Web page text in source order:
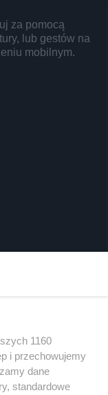
za pomocą
lub gestów na
mobilnym.
1160
i przechowujemy
dane
standardowe